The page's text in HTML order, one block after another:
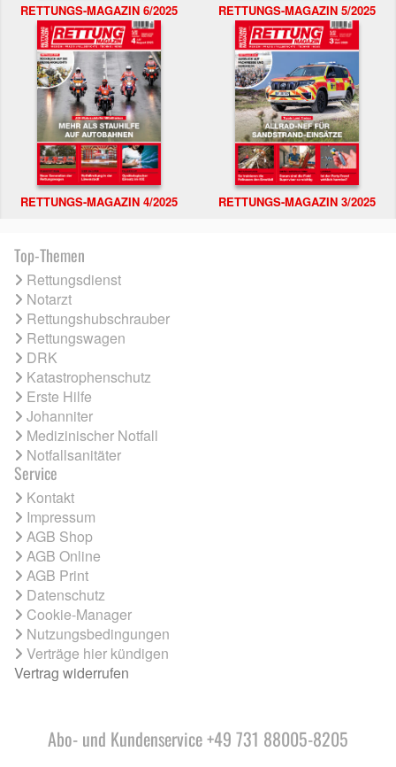
RETTUNGS-MAGAZIN 6/2025 RETTUNGS-MAGAZIN 5/2025
RETTUNGS-MAGAZIN 4/2025 RETTUNGS-MAGAZIN 3/2025
Top-Themen
Rettungsdienst
Notarzt
Rettungshubschrauber
Rettungswagen
DRK
Katastrophenschutz
Erste Hilfe
Johanniter
Medizinischer Notfall
Notfallsanitäter
Service
Kontakt
Impressum
AGB Shop
AGB Online
AGB Print
Datenschutz
Cookie-Manager
Nutzungsbedingungen
Verträge hier kündigen
Vertrag widerrufen
Abo- und Kundenservice +49 731 88005-8205